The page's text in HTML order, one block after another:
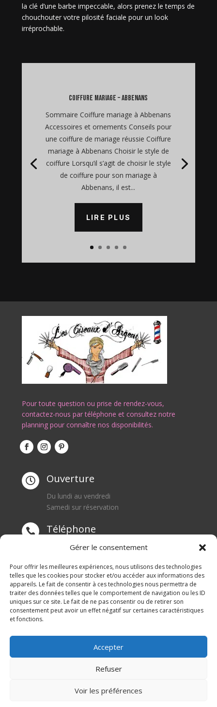
Gérer le consentement
Pour offrir les meilleures expériences, nous utilisons des technologies
telles que les cookies pour stocker et/ou accéder aux informations des
appareils. Le fait de consentir à ces technologies nous permettra de
traiter des données telles que le comportement de navigation ou les ID
uniques sur ce site. Le fait de ne pas consentir ou de retirer son
consentement peut avoir un effet négatif sur certaines caractéristiques
et fonctions.
Accepter
Refuser
Voir les préférences
la clé d’une barbe impeccable, alors prenez le temps de
chouchouter votre pilosité faciale pour un look
irréprochable.
coiffure mariage – Abbenans
Sommaire Coiffure mariage à Abbenans
Accessoires et ornements Conseils pour
une coiffure de mariage réussie Coiffure
mariage à Abbenans Choisir le style de
coiffure Lorsqu’il s’agit de choisir le style
de coiffure pour son mariage à
Abbenans, il est...
LIRE PLUS
Pour toute question ou prise de rendez-vous,
contactez-nous par téléphone et consultez notre
planning pour connaître nos disponibilités.
 Ouverture
Du lundi au vendredi
Samedi sur réservation
 Téléphone
0668550471
 Adresse
1 rue du Blanc Poirier
70110 SENARGENT MIGNAFANS
droits réservés –Blog